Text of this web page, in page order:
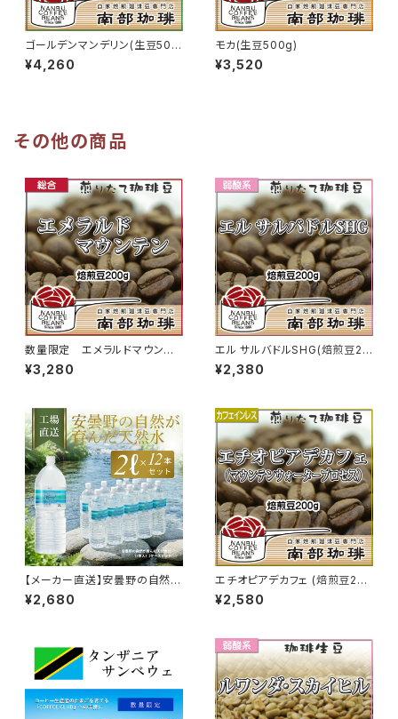
ゴールデンマンデリン(生豆500
g)
¥4,260
モカ(生豆500g)
¥3,520
その他の商品
数量限定 エメラルドマウンテ
ン(焙煎豆200g)
¥3,280
エル サルバドルSHG(焙煎豆20
0g)
¥2,380
【メーカー直送】安曇野の自然が
育んだ天然水2L（6本入）2ケー
スセット（送料無料 一部地域の
¥2,680
エチオピアデカフェ (焙煎豆200
g)
¥2,580